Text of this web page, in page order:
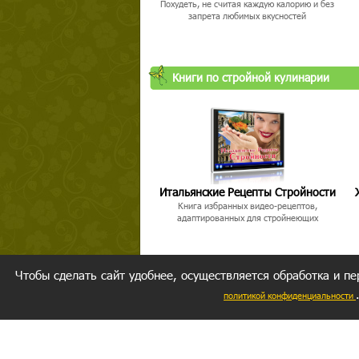
Похудеть, не считая каждую калорию и без
запрета любимых вкусностей
Книги по стройной кулинарии
Итальянские Рецепты Стройности
Книга избранных видео-рецептов,
адаптированных для стройнеющих
Чтобы сделать сайт удобнее, осуществляется обработка и
политикой конфиденциальности